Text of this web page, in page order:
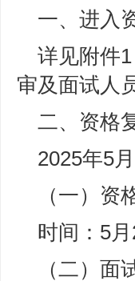
一、进入
详见附件
审及面试人
二、资格
2025年5
（一）资
时间：5
（二）面